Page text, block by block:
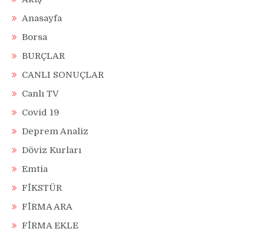
Anasayfa
Borsa
BURÇLAR
CANLI SONUÇLAR
Canlı TV
Covid 19
Deprem Analiz
Döviz Kurları
Emtia
FİKSTÜR
FİRMA ARA
FİRMA EKLE